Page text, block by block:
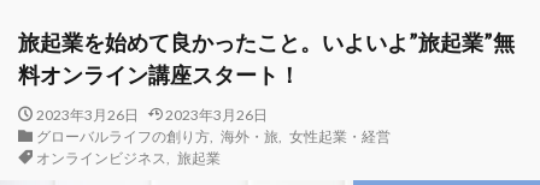
旅起業を始めて良かったこと。いよいよ”旅起業”無
料オンライン講座スタート！
2023年3月26日
2023年3月26日
グローバルライフの創り方, 海外・旅
女性起業・経営
オンラインビジネス
旅起業